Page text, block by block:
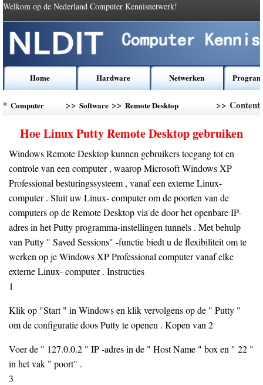
Welkom op de Nederland Computer Kennisnetwerk!
Home Hardware Netwerken
* Computer
>> Software>> Remote Desktop
>> Content
Hoe Linux Putty Remote Desktop gebruiken
Windows Remote Desktop kunnen gebruikers toegang tot en
controle van een computer , waarop Microsoft Windows XP
Professional besturingssysteem , vanaf een externe Linux-
computer . Sluit uw Linux- computer om de poorten van de
computers op de Remote Desktop via de door het openbare IP-
adres in het Putty programma-instellingen tunnels . Met behulp
van Putty " Saved Sessions" -functie biedt u de flexibiliteit om te
werken op je Windows XP Professional computer vanaf elke
externe Linux- computer . Instructies
1
Klik op "Start " in Windows en klik vervolgens op de " Putty "
om de configuratie doos Putty te openen . Kopen van 2
Voer de " 127.0.0.2 " IP -adres in de " Host Name " box en " 22 "
in het vak " poort" .
3